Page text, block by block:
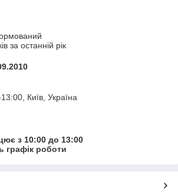
за останній рік
Київ, Україна
з 10:00 до 13:00
графік роботи